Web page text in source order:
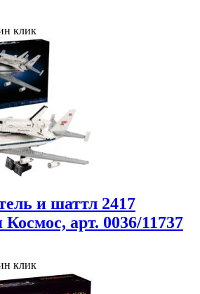
клик
и шаттл 2417
Космос, арт. 0036/11737
клик